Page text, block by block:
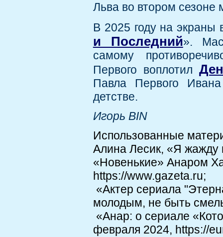
Льва во втором
В 2025 году на экраны
и Последний».
самому
Первого воплотил
Павла Первого
детстве.
Игорь BIN
Использованные
Алина Лесик, «Я жажду
«Новенькие» Анаром
https://www.gazeta.ru;
«Актер сериала
молодым, не быть
«Анар: о сериале
февраля 2024, https://